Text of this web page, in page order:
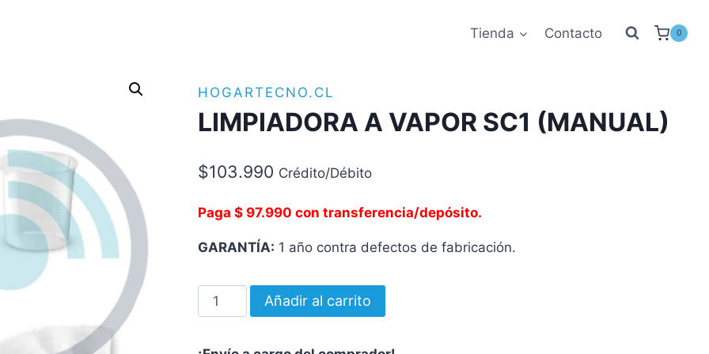
Tienda Contacto 0
HOGARTECNO.CL
LIMPIADORA A VAPOR SC1 (MANUAL)
$103.990 Crédito/Débito
Paga $ 97.990 con transferencia/depósito.
GARANTÍA: 1 año contra defectos de fabricación.
LIMPIADORA
A
Añadir al carrito